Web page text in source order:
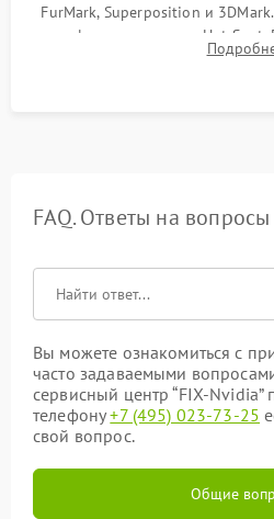
FurMark, Superposition и
графического чипа и Hot Spot.
артефактов изображения,
FAQ. Ответы на вопросы
Вы можете ознакомиться с
часто задаваемыми
сервисный центр “FIX-
телефону+7 (495) 023-73-25
свой вопрос.
Общие